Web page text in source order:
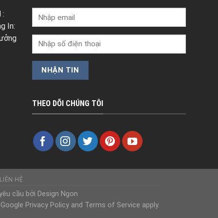
:
In:
THEO DÕI CHÚNG TÔI
LIÊN HỆ
cầu bởi Design Ngon
Privacy Policy and Terms of Service apply.